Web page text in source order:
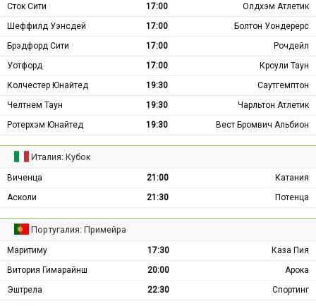
Сток Сити
17:00
Олдхэм Атлетик
Шеффилд Уэнсдей
17:00
Болтон Уондерерс
Брэдфорд Сити
17:00
Рочдейл
Уотфорд
17:00
Кроули Таун
Колчестер Юнайтед
19:30
Саутгемптон
Челтнем Таун
19:30
Чарльтон Атлетик
Ротерхэм Юнайтед
19:30 Вест Бромвич Альбион
Италия: Кубок
Виченца 21:00
Катания
Асколи
21:30 Потенца
Португалия: Примейра
Маритиму 17:30
Каза Пия
Витория Гимарайнш
20:00
Арока
Эштрела
22:30 Спортинг